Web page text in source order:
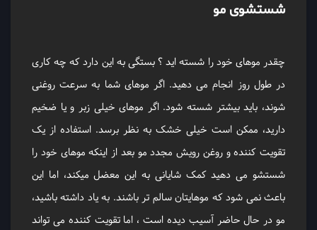
شستشوی مو
چقدر موهای خود را شسته اید ؟ بستگی به این دارد که چه کاری
در طول روز انجام می دهید. اگر موهای شما به سرعت روغنی
شوند، باید بیشتر شسته شود. اگر موهای خیلی زبر و یا ضخیم
دارید، ممکن است خیلی خشک به نظر برسد. استفاده از یک
تقویت کننده و روغن رویش مجدد مو بعد از اینکه موهای خود را
شستشو می دهید کمک شایانی به این معضل میکند، اما این
باعث نمی شود که موهایتان سالم تر باشند. به یاد داشته باشید،
مو در حال حاضر آسیب دیده است ، اما تقویت کننده می تواند